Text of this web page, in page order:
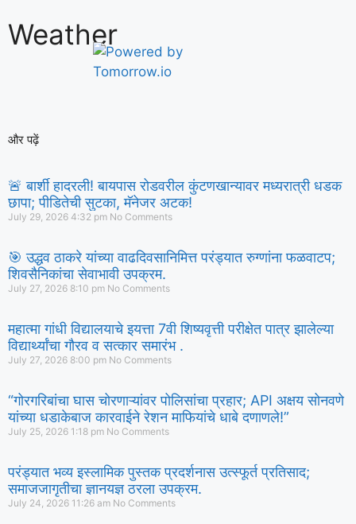
Weather
और पढ़ें
🚨 बार्शी हादरली! बायपास रोडवरील कुंटणखान्यावर मध्यरात्री धडक
छापा; पीडितेची सुटका, मॅनेजर अटक!
July 29, 2026 4:32 pm No Comments
🎯 उद्धव ठाकरे यांच्या वाढदिवसानिमित्त परंड्यात रुग्णांना फळवाटप;
शिवसैनिकांचा सेवाभावी उपक्रम.
July 27, 2026 8:10 pm No Comments
महात्मा गांधी विद्यालयाचे इयत्ता 7वी शिष्यवृत्ती परीक्षेत पात्र झालेल्या
विद्यार्थ्यांचा गौरव व सत्कार समारंभ .
July 27, 2026 8:00 pm No Comments
“गोरगरिबांचा घास चोरणाऱ्यांवर पोलिसांचा प्रहार; API अक्षय सोनवणे
यांच्या धडाकेबाज कारवाईने रेशन माफियांचे धाबे दणाणले!”
July 25, 2026 1:18 pm No Comments
परंड्यात भव्य इस्लामिक पुस्तक प्रदर्शनास उत्स्फूर्त प्रतिसाद;
समाजजागृतीचा ज्ञानयज्ञ ठरला उपक्रम.
July 24, 2026 11:26 am No Comments